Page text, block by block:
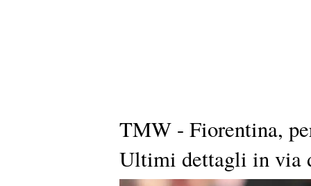
TMW - Fiorentina,
Ultimi dettagli in via